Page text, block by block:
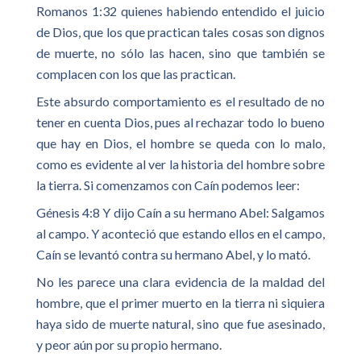
Romanos 1:32 quienes habiendo entendido el juicio
de Dios, que los que practican tales cosas son dignos
de muerte, no sólo las hacen, sino que también se
complacen con los que las practican.
Este absurdo comportamiento es el resultado de no
tener en cuenta Dios, pues al rechazar todo lo bueno
que hay en Dios, el hombre se queda con lo malo,
como es evidente al ver la historia del hombre sobre
la tierra. Si comenzamos con Caín podemos leer:
Génesis 4:8 Y dijo Caín a su hermano Abel: Salgamos
al campo. Y aconteció que estando ellos en el campo,
Caín se levantó contra su hermano Abel, y lo mató.
No les parece una clara evidencia de la maldad del
hombre, que el primer muerto en la tierra ni siquiera
haya sido de muerte natural, sino que fue asesinado,
y peor aún por su propio hermano.